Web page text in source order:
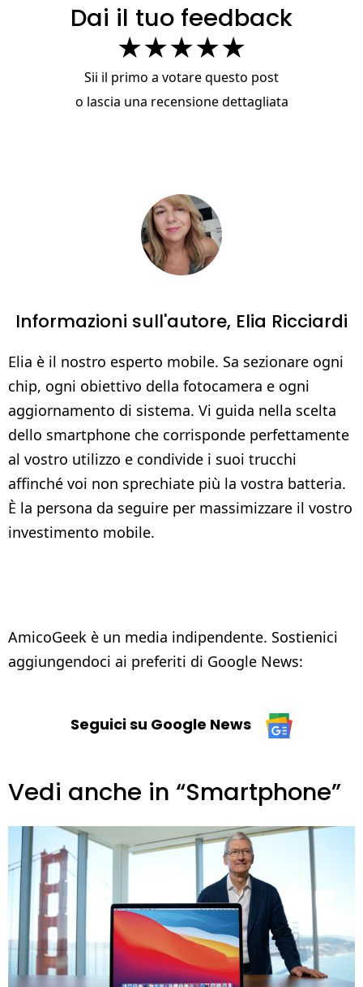
Dai il tuo feedback
★★★★★
Sii il primo a votare questo post
o lascia una recensione dettagliata
Informazioni sull'autore, Elia Ricciardi
Elia è il nostro esperto mobile. Sa sezionare ogni
chip, ogni obiettivo della fotocamera e ogni
aggiornamento di sistema. Vi guida nella scelta
dello smartphone che corrisponde perfettamente
al vostro utilizzo e condivide i suoi trucchi
affinché voi non sprechiate più la vostra batteria.
È la persona da seguire per massimizzare il vostro
investimento mobile.
AmicoGeek è un media indipendente. Sostienici
aggiungendoci ai preferiti di Google News:
Seguici su Google News
Vedi anche in “Smartphone”